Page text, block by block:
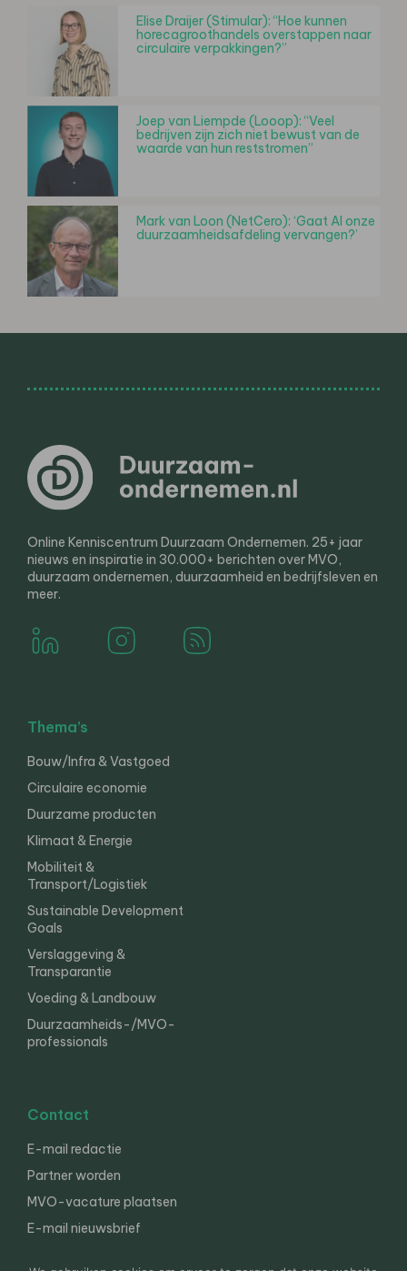
Elise Draijer (Stimular): “Hoe kunnen
horecagroothandels overstappen naar
circulaire verpakkingen?”
Joep van Liempde (Looop): “Veel
bedrijven zijn zich niet bewust van de
waarde van hun reststromen”
Mark van Loon (NetCero): ‘Gaat AI onze
duurzaamheidsafdeling vervangen?’
Online Kenniscentrum Duurzaam Ondernemen. 25+ jaar
nieuws en inspiratie in 30.000+ berichten over MVO,
duurzaam ondernemen, duurzaamheid en bedrijfsleven en
meer.
Thema’s
Bouw/Infra & Vastgoed
Circulaire economie
Duurzame producten
Klimaat & Energie
Mobiliteit &
Transport/Logistiek
Sustainable Development
Goals
Verslaggeving &
Transparantie
Voeding & Landbouw
Duurzaamheids-/MVO-
professionals
Contact
E-mail redactie
Partner worden
MVO-vacature plaatsen
E-mail nieuwsbrief